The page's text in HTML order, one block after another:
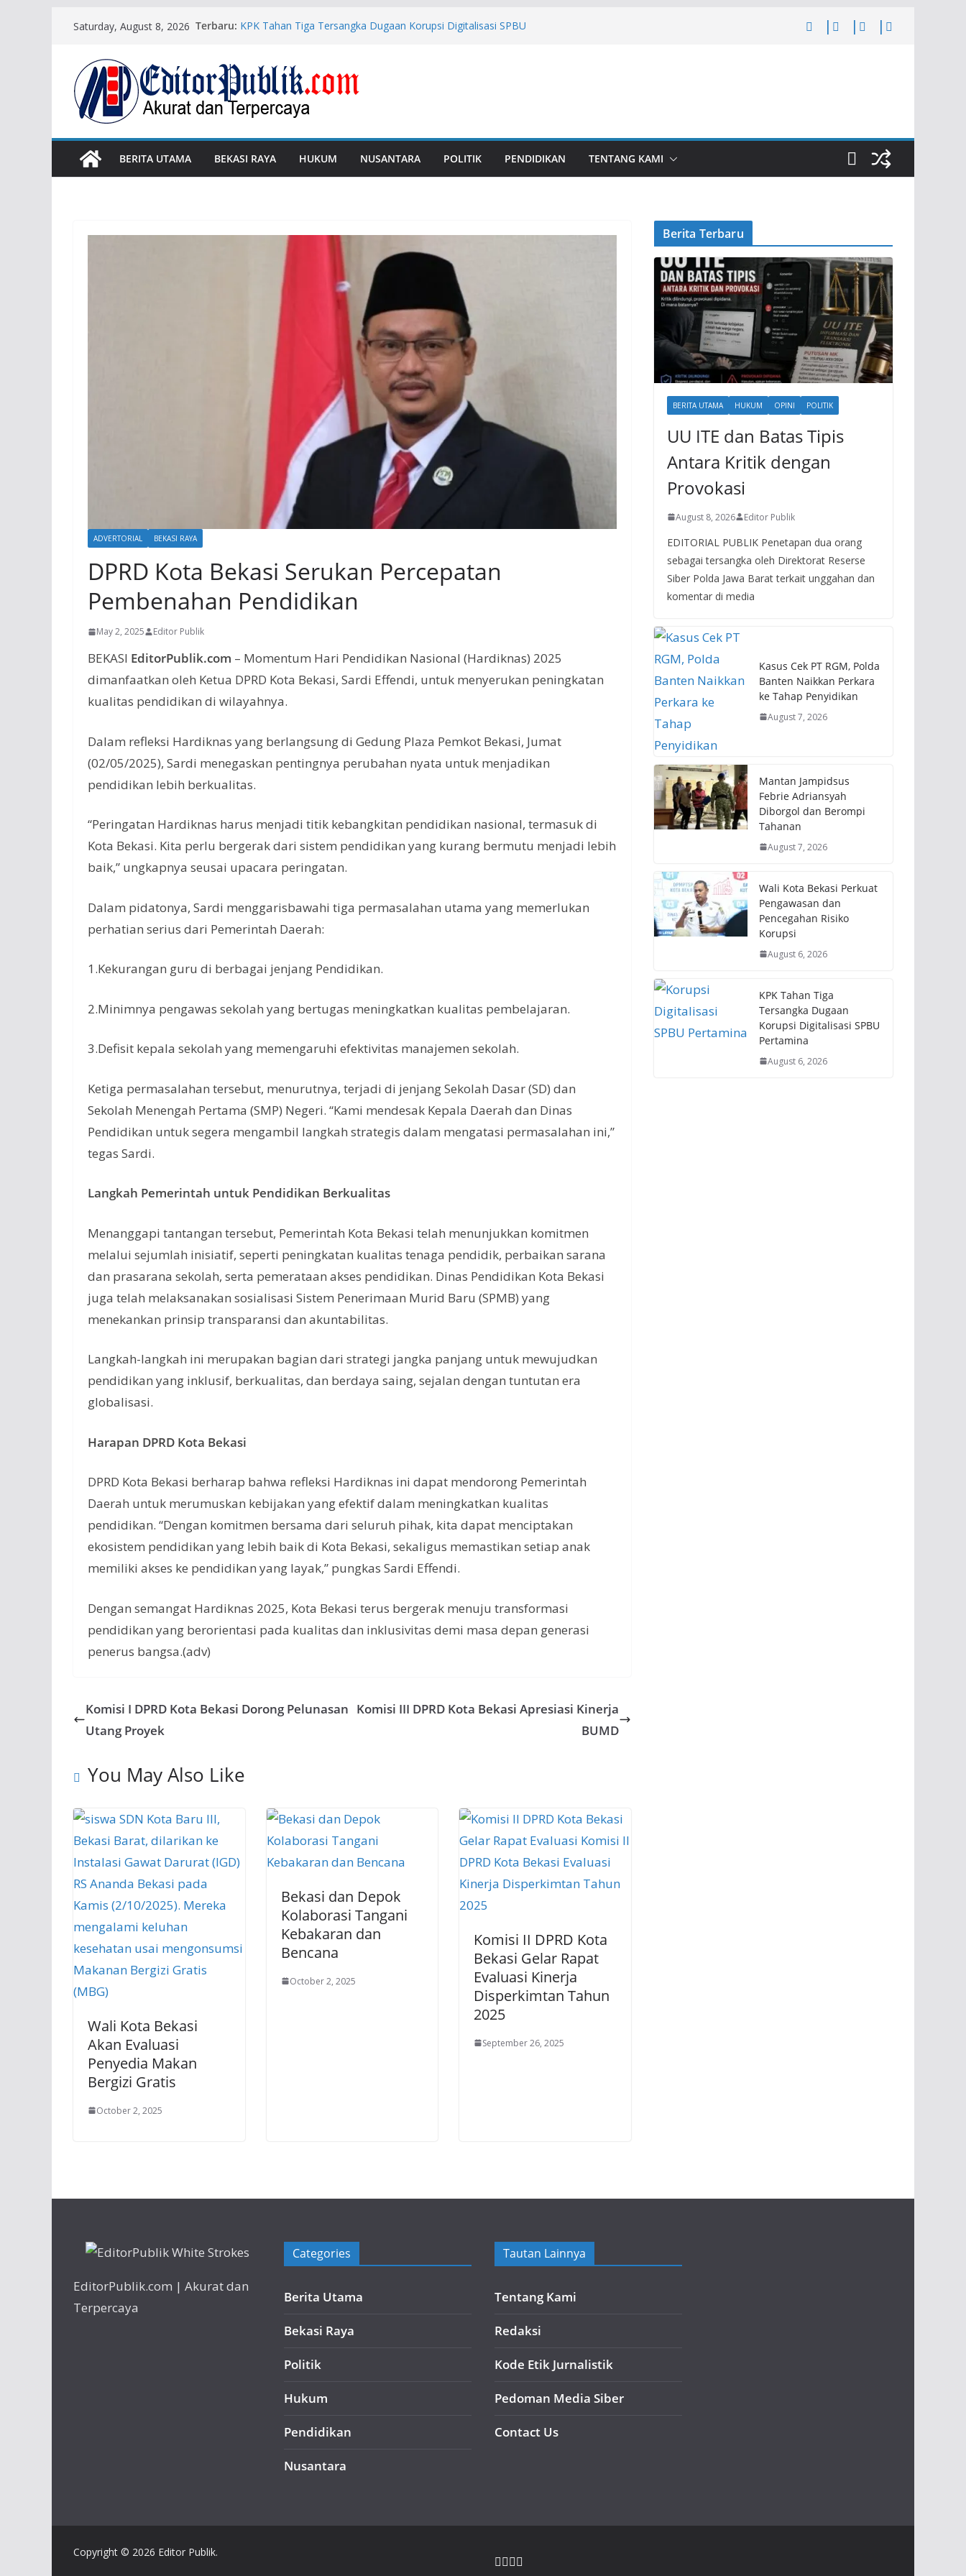
content
Saturday, August 8, 2026 Terbaru: KPK Tahan Tiga Tersangka Dugaan Korupsi Digitalisasi SPBU
Kasus Cek PT RGM, Polda Banten Naikkan Perkara ke Tahap
Penyidikan
Mantan Jampidsus Febrie Adriansyah Diborgol dan Berompi
Tahanan
Risiko Korupsi
BERITA UTAMA
BEKASI RAYA HUKUM NUSANTARA POLITIK PENDIDIKAN TENTANG KAMI
ADVERTORIAL BEKASI RAYA
DPRD Kota Bekasi Serukan Percepatan
Pembenahan Pendidikan
May 2, 2025 Editor Publik
BEKASI EditorPublik.com – Momentum Hari Pendidikan Nasional (Hardiknas) 2025
dimanfaatkan oleh Ketua DPRD Kota Bekasi, Sardi Effendi, untuk menyerukan peningkatan
kualitas pendidikan di wilayahnya.
Dalam refleksi Hardiknas yang berlangsung di Gedung Plaza Pemkot Bekasi, Jumat
(02/05/2025), Sardi menegaskan pentingnya perubahan nyata untuk menjadikan
pendidikan lebih berkualitas.
“Peringatan Hardiknas harus menjadi titik kebangkitan pendidikan nasional, termasuk di
Kota Bekasi. Kita perlu bergerak dari sistem pendidikan yang kurang bermutu menjadi lebih
baik,” ungkapnya seusai upacara peringatan.
Dalam pidatonya, Sardi menggarisbawahi tiga permasalahan utama yang memerlukan
perhatian serius dari Pemerintah Daerah:
1.Kekurangan guru di berbagai jenjang Pendidikan.
2.Minimnya pengawas sekolah yang bertugas meningkatkan kualitas pembelajaran.
3.Defisit kepala sekolah yang memengaruhi efektivitas manajemen sekolah.
Ketiga permasalahan tersebut, menurutnya, terjadi di jenjang Sekolah Dasar (SD) dan
Sekolah Menengah Pertama (SMP) Negeri. “Kami mendesak Kepala Daerah dan Dinas
Pendidikan untuk segera mengambil langkah strategis dalam mengatasi permasalahan ini,”
tegas Sardi.
Langkah Pemerintah untuk Pendidikan Berkualitas
Menanggapi tantangan tersebut, Pemerintah Kota Bekasi telah menunjukkan komitmen
melalui sejumlah inisiatif, seperti peningkatan kualitas tenaga pendidik, perbaikan sarana
dan prasarana sekolah, serta pemerataan akses pendidikan. Dinas Pendidikan Kota Bekasi
juga telah melaksanakan sosialisasi Sistem Penerimaan Murid Baru (SPMB) yang
menekankan prinsip transparansi dan akuntabilitas.
Langkah-langkah ini merupakan bagian dari strategi jangka panjang untuk mewujudkan
pendidikan yang inklusif, berkualitas, dan berdaya saing, sejalan dengan tuntutan era
globalisasi.
Harapan DPRD Kota Bekasi
DPRD Kota Bekasi berharap bahwa refleksi Hardiknas ini dapat mendorong Pemerintah
Daerah untuk merumuskan kebijakan yang efektif dalam meningkatkan kualitas
pendidikan. “Dengan komitmen bersama dari seluruh pihak, kita dapat menciptakan
ekosistem pendidikan yang lebih baik di Kota Bekasi, sekaligus memastikan setiap anak
memiliki akses ke pendidikan yang layak,” pungkas Sardi Effendi.
Dengan semangat Hardiknas 2025, Kota Bekasi terus bergerak menuju transformasi
pendidikan yang berorientasi pada kualitas dan inklusivitas demi masa depan generasi
penerus bangsa.(adv)
Komisi I DPRD Kota Bekasi Dorong Pelunasan
Utang Proyek
Komisi III DPRD Kota Bekasi Apresiasi Kinerja
BUMD
You May Also Like
Wali Kota Bekasi
Akan Evaluasi
Penyedia Makan
Bergizi Gratis
October 2, 2025
Bekasi dan Depok
Kolaborasi Tangani
Kebakaran dan
Bencana
October 2, 2025
Komisi II DPRD Kota
Bekasi Gelar Rapat
Evaluasi Kinerja
Disperkimtan Tahun
2025
September 26, 2025
Berita Terbaru
BERITA UTAMA HUKUM OPINI POLITIK
UU ITE dan Batas Tipis
Antara Kritik dengan
Provokasi
August 8, 2026 Editor Publik
EDITORIAL PUBLIK Penetapan dua orang
sebagai tersangka oleh Direktorat Reserse
Siber Polda Jawa Barat terkait unggahan dan
komentar di media
Kasus Cek PT RGM, Polda
Banten Naikkan Perkara
ke Tahap Penyidikan
August 7, 2026
Mantan Jampidsus
Febrie Adriansyah
Diborgol dan Berompi
Tahanan
August 7, 2026
Wali Kota Bekasi Perkuat
Pengawasan dan
Pencegahan Risiko
Korupsi
August 6, 2026
KPK Tahan Tiga
Tersangka Dugaan
Korupsi Digitalisasi SPBU
Pertamina
August 6, 2026
EditorPublik.com | Akurat dan
Terpercaya
Categories
Berita Utama
Bekasi Raya
Politik
Hukum
Pendidikan
Nusantara
Tautan Lainnya
Tentang Kami
Redaksi
Kode Etik Jurnalistik
Pedoman Media Siber
Contact Us
Copyright © 2026 Editor Publik.